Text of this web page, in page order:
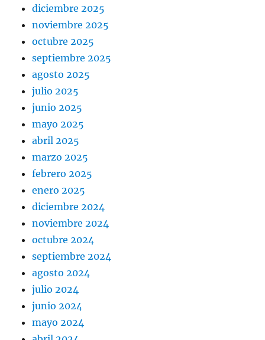
diciembre 2025
noviembre 2025
octubre 2025
septiembre 2025
agosto 2025
julio 2025
junio 2025
mayo 2025
abril 2025
marzo 2025
febrero 2025
enero 2025
diciembre 2024
noviembre 2024
octubre 2024
septiembre 2024
agosto 2024
julio 2024
junio 2024
mayo 2024